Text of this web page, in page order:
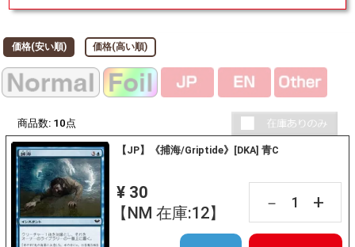
価格(安い順) 価格(高い順)
商品数: 10 点
【JP】《捕海/Griptide》[DKA] 青C
¥ 30
【NM 在庫:12】
－ +